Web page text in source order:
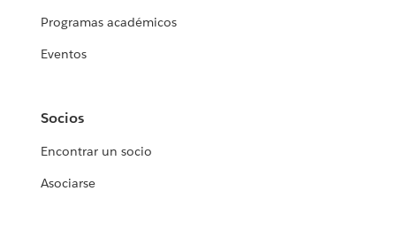
Programas académicos
Eventos
Socios
Encontrar un socio
Asociarse